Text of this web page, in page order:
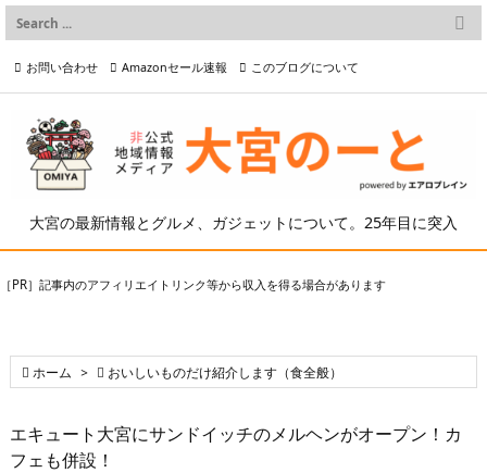
大宮の最新情報とグルメ、ガジェットについて。25年目に突入

メニュー

検索
お問い合わせ Amazonセール速報 このブログについて
プライバシーポリシー等
［PR］記事内のアフィリエイトリンク等から収入を得る場合があります
 ホーム >  おいしいものだけ紹介します（食全般）
エキュート大宮にサンドイッチのメルヘンがオープン！カ
フェも併設！